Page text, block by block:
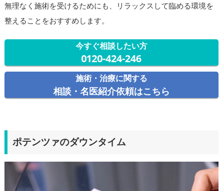
無理なく施術を受けるためにも、リラックスして臨める環境を
整えることをおすすめします。
今すぐ相談したい方
0120-424-246
施術・治療に関する
相談・名医紹介依頼はこちら
ポテンツァのダウンタイム